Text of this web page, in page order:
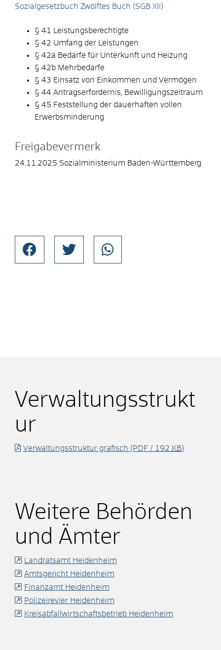
Sozialgesetzbuch Zwölftes Buch (SGB XII)
§ 41
Leistungsberechtigte
§ 42 Umfang der Leistungen
§ 42a Bedarfe für Unterkunft und Heizung
§ 42b Mehrbedarfe
§ 43 Einsatz von Einkommen und Vermögen
§ 44 Antragserfordernis, Bewilligungszeitraum
§ 45 Feststellung der dauerhaften vollen
Erwerbsminderung
Freigabevermerk
24.11.2025 Sozialministerium Baden-Württemberg
Verwaltungsstrukt
ur
Verwaltungsstruktur grafisch (PDF / 192 KB)
Weitere Behörden
und Ämter
Landratsamt Heidenheim
Amtsgericht Heidenheim
Finanzamt Heidenheim
Polizeirevier Heidenheim
Kreisabfallwirtschaftsbetrieb Heidenheim